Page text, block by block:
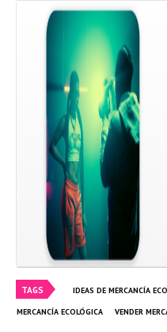
TAGS IDEAS DE MERCANCÍA
MERCANCÍA ECOLÓGICA VENDER